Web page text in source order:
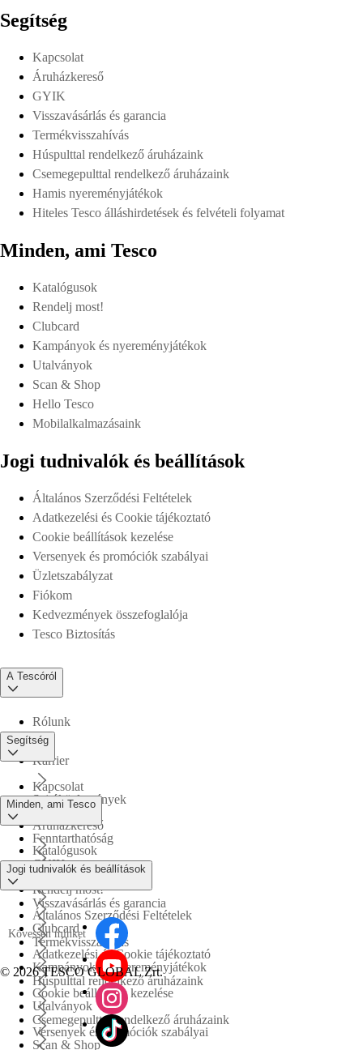
Segítség
Kapcsolat
Áruházkereső
GYIK
Visszavásárlás és garancia
Termékvisszahívás
Húspulttal rendelkező áruházaink
Csemegepulttal rendelkező áruházaink
Hamis nyereményjátékok
Hiteles Tesco álláshirdetések és felvételi folyamat
Minden, ami Tesco
Katalógusok
Rendelj most!
Clubcard
Kampányok és nyereményjátékok
Utalványok
Scan & Shop
Hello Tesco
Mobilalkalmazásaink
Jogi tudnivalók és beállítások
Általános Szerződési Feltételek
Adatkezelési és Cookie tájékoztató
Cookie beállítások kezelése
Versenyek és promóciók szabályai
Üzletszabályzat
Fiókom
Kedvezmények összefoglalója
Tesco Biztosítás
A Tescóról
Rólunk
Karrier
Sajtóközlemények
Fenntarthatóság
Tesco PLC
Segítség
Kapcsolat
Áruházkereső
GYIK
Visszavásárlás és garancia
Termékvisszahívás
Húspulttal rendelkező áruházaink
Csemegepulttal rendelkező áruházaink
Minden, ami Tesco
Katalógusok
Rendelj most!
Clubcard
Kampányok és nyereményjátékok
Utalványok
Scan & Shop
Jogi tudnivalók és beállítások
Általános Szerződési Feltételek
Adatkezelési és Cookie tájékoztató
Cookie beállítások kezelése
Versenyek és promóciók szabályai
Kövessen minket
© 2026 TESCO GLOBAL Zrt.